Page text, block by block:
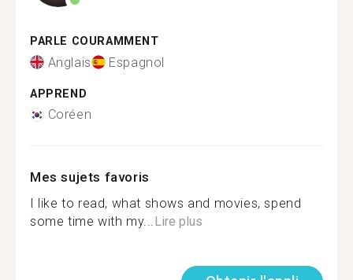
PARLE COURAMMENT
Anglais Espagnol
APPREND
Coréen
Mes sujets favoris
I like to read, what shows and movies, spend
some time with my...Lire plus